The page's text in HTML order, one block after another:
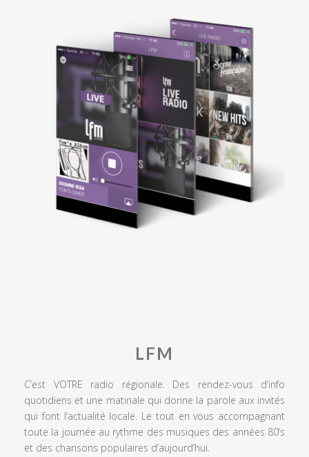
LFM
C’est VOTRE radio régionale. Des rendez-vous d’info
quotidiens et une matinale qui donne la parole aux invités
qui font l’actualité locale. Le tout en vous accompagnant
toute la journée au rythme des musiques des années 80’s
et des chansons populaires d’aujourd’hui.